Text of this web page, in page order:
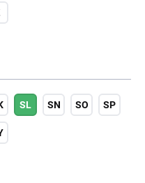
SL SN SO SP